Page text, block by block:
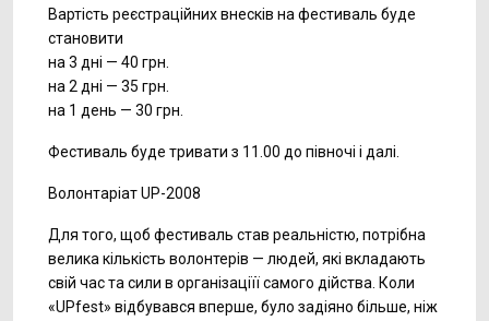
Вартість реєстраційних внесків на фестиваль буде
становити
на 3 дні — 40 грн.
на 2 дні — 35 грн.
на 1 день — 30 грн.
Фестиваль буде тривати з 11.00 до півночі і далі.
Волонтаріат UP-2008
Для того, щоб фестиваль став реальністю, потрібна
велика кількість волонтерів — людей, які вкладають
свій час та сили в організаціїї самого дійства. Коли
«UPfest» відбувався вперше, було задіяно більше, ніж